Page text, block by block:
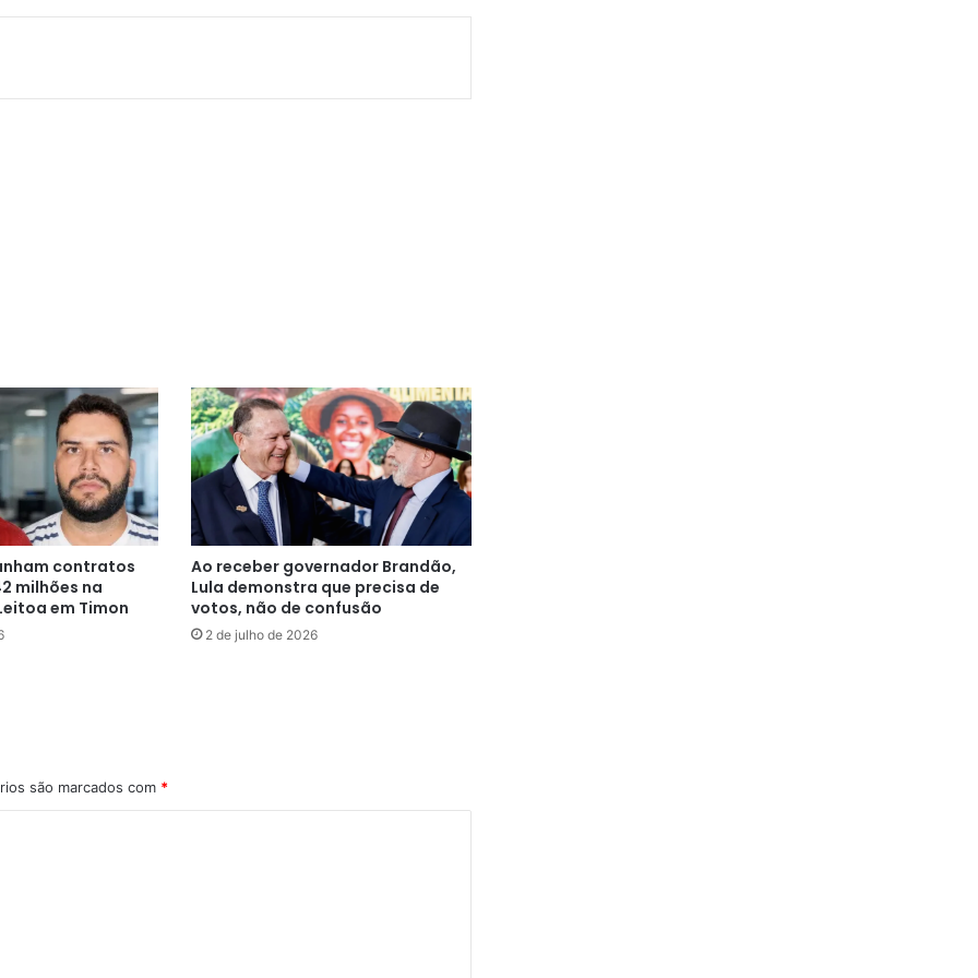
contratos
milhões na
em Timon
Ao receber governador Brandão,
Lula demonstra que precisa de
votos, não de confusão
2 de julho de 2026
são marcados com *